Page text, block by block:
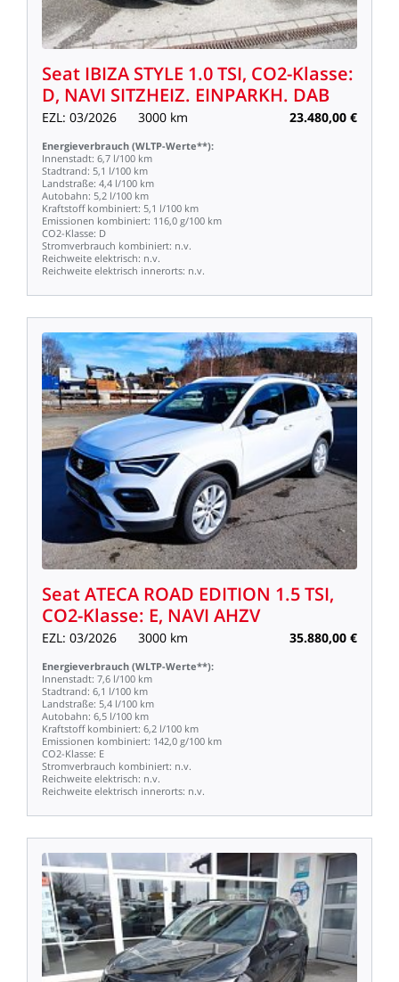
Seat IBIZA STYLE 1.0TSI, CO2-Klasse:
D, NAVI SITZHEIZ. EINPARKH. DAB
EZL: 03/2026 3000 km 23.480,00 €
Energieverbrauch (WLTP-Werte**):
Innenstadt: 6,7 l/100 km
Stadtrand: 5,1 l/100 km
Landstraße: 4,4 l/100 km
Autobahn: 5,2 l/100 km
Kraftstoff kombiniert: 5,1 l/100 km
Emissionen kombiniert: 116,0 g/100 km
CO2-Klasse: D
Stromverbrauch kombiniert: n.v.
Reichweite elektrisch: n.v.
Reichweite elektrisch innerorts: n.v.
SeatATECA ROAD EDITION 1.5TSI,
CO2-Klasse: E, NAVI AHZV
EZL: 03/2026 3000 km 35.880,00 €
Energieverbrauch (WLTP-Werte**):
Innenstadt: 7,6 l/100 km
Stadtrand: 6,1 l/100 km
Landstraße: 5,4 l/100 km
Autobahn: 6,5 l/100 km
Kraftstoff kombiniert: 6,2 l/100 km
Emissionen kombiniert: 142,0 g/100 km
CO2-Klasse: E
Stromverbrauch kombiniert: n.v.
Reichweite elektrisch: n.v.
Reichweite elektrisch innerorts: n.v.